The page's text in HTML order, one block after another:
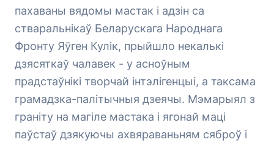
пахаваны вядомы мастак і адзін са
стваральнікаў Беларускага Народнага
Фронту Яўген Кулік, прыйшло некалькі
дзясяткаў чалавек - у асноўным
прадстаўнікі творчай інтэлігенцыі, а таксама
грамадзка-палітычныя дзеячы. Мэмарыял з
граніту на магіле мастака і ягонай маці
паўстаў дзякуючы ахвяраваньням сяброў і